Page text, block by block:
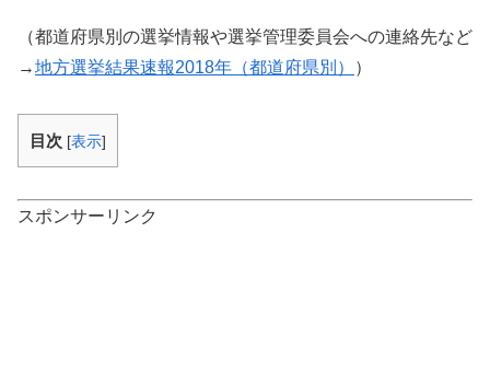
（都道府県別の選挙情報や選挙管理委員会への連絡先など
→地方選挙結果速報2018年（都道府県別） ）
目次 [表示]
スポンサーリンク